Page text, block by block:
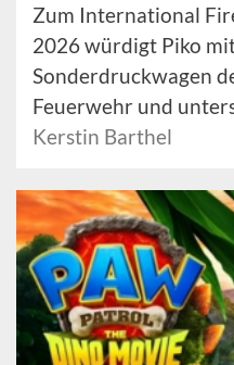
Zum International
2026 würdigt Piko
Sonderdruckwagen
Feuerwehr und
Kerstin Barthel